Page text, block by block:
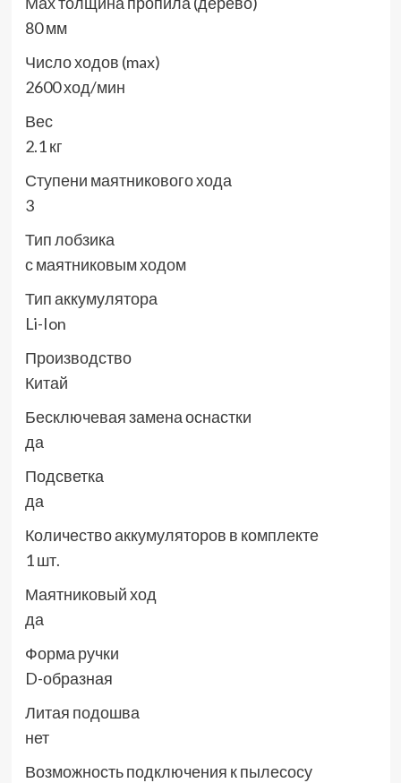
80 мм
Число ходов (max)
2600 ход/мин
Вес
2.1 кг
Ступени маятникового хода
3
Тип лобзика
с маятниковым ходом
Тип аккумулятора
Li-Ion
Производство
Китай
Бесключевая замена оснастки
да
Подсветка
да
Количество аккумуляторов в комплекте
1 шт.
Маятниковый ход
да
Форма ручки
D-образная
Литая подошва
нет
Возможность подключения к пылесосу